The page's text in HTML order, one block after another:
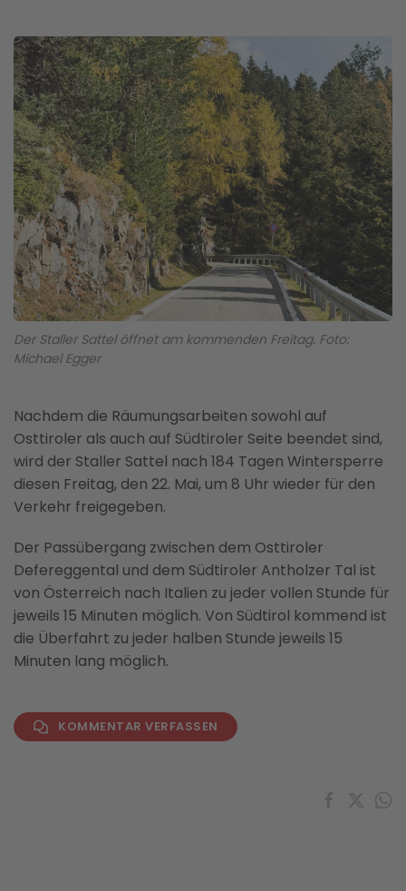
Der Staller Sattel öffnet am kommenden Freitag. Foto:
Michael Egger
Nachdem die Räumungsarbeiten sowohl auf
Osttiroler als auch auf Südtiroler Seite beendet sind,
wird der Staller Sattel nach 184 Tagen Wintersperre
diesen Freitag, den 22. Mai, um 8 Uhr wieder für den
Verkehr freigegeben.
Der Passübergang zwischen dem Osttiroler
Defereggental und dem Südtiroler Antholzer Tal ist
von Österreich nach Italien zu jeder vollen Stunde für
jeweils 15 Minuten möglich. Von Südtirol kommend ist
die Überfahrt zu jeder halben Stunde jeweils 15
Minuten lang möglich.
KOMMENTAR VERFASSEN